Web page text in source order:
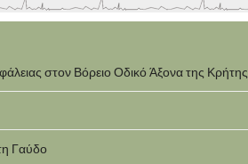
στον Βόρειο Οδικό Άξονα της Κρήτης
Γαύδο